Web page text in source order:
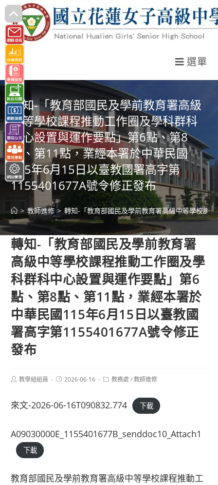
跳
轉
至
主
要
內
容
選單
轉知-「教育部國民及學前教育署高級
中等學校課程推動工作圈及學科群科
中心設置與運作要點」第6點、第8
點、第11點，業經本署於中華民國
115年6月15日以臺教國署高字第
1155401677A號令修正發布
> 教師進修 > 轉知-「教育部國民及學前教育署高級中等學校課
轉知-「教育部國民及學前教育署
高級中等學校課程推動工作圈及學
科群科中心設置與運作要點」第6
點、第8點、第11點，業經本署於
中華民國115年6月15日以臺教國
署高字第1155401677A號令修正
發布
Post教學組組員
Post2026-06-16
Post教務處 / 教師進修
來文-2026-06-16T090832.774 下載
A09030000E_1155401677B_senddoc10_Attach1
下載
教育部國民及學前教育署高級中等學校課程推動工